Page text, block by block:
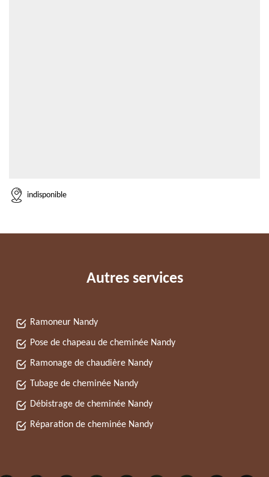
indisponible
Autres services
Ramoneur Nandy
Pose de chapeau de cheminée Nandy
Ramonage de chaudière Nandy
Tubage de cheminée Nandy
Débistrage de cheminée Nandy
Réparation de cheminée Nandy